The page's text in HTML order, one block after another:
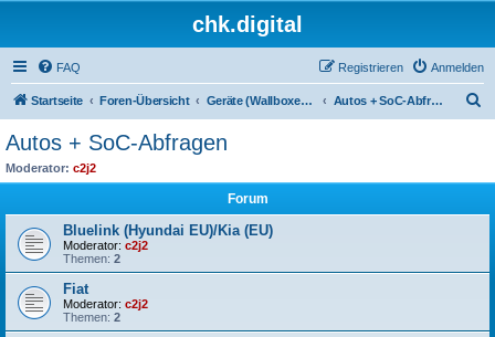
chk.digital
FAQ Anmelden
Registrieren
Startseite Foren-Übersicht Geräte (Wallboxen, Stromquellen, Autos) Autos + SoC-Abfragen
Autos + SoC-Abfragen
Moderator: c2j2
Forum
Bluelink (Hyundai EU)/Kia (EU)
Moderator: c2j2
Themen: 2
Fiat
Moderator: c2j2
Themen: 2